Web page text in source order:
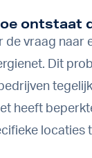
ontstaat
de vraag naar
Dit
heeft
locaties